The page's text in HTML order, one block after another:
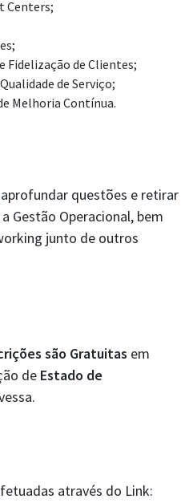
Centers;
Fidelização de Clientes;
de Serviço;
Melhoria Contínua.
questões e retirar
Gestão Operacional, bem
junto de outros
são Gratuitas em
de Estado de
através do Link: